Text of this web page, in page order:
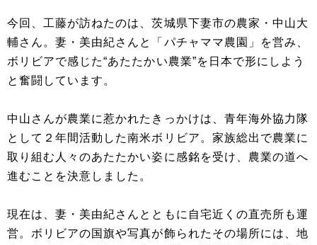
今回、工藤が訪ねたのは、茨城県下妻市の農家・中山大
輔さん。妻・美由紀さんと「パチャママ農園」を営み、
ボリビアで感じた“あたたかい農業”を日本で形にしよう
と奮闘しています。
中山さんが農業に惹かれたきっかけは、青年海外協力隊
として２年間活動した南米ボリビア。家族総出で農業に
取り組む人々のあたたかい姿に感銘を受け、農業の道へ
進むことを決意しました。
現在は、妻・美由紀さんとともに自宅近くの直売所も運
営。ボリビアの国旗や写真が飾られたその場所には、地